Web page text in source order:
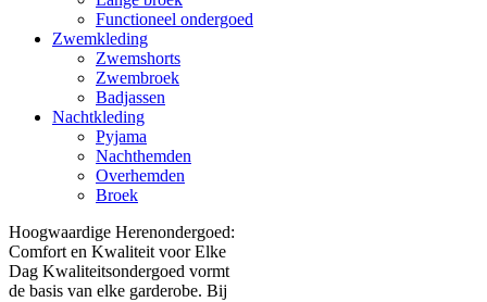
Functioneel ondergoed
Zwemkleding
Zwemshorts
Zwembroek
Badjassen
Nachtkleding
Pyjama
Nachthemden
Overhemden
Broek
Hoogwaardige Herenondergoed:
Comfort en Kwaliteit voor Elke
Dag Kwaliteitsondergoed vormt
de basis van elke garderobe. Bij